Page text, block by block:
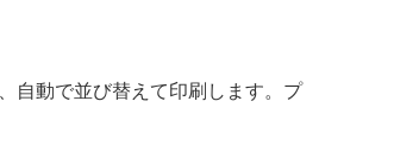
自動で並び替えて印刷します。プ